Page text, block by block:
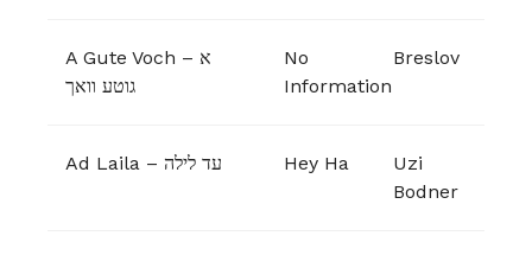
A Gute Voch – א
גוטע וואך
No
Information
Breslov
Ad Laila – עד לילה Hey Ha
Uzi
Bodner